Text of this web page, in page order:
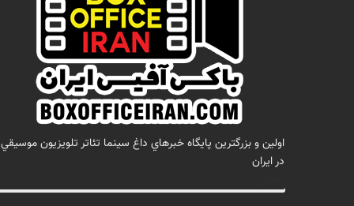
اولين و بزرگترين پايگاه خبرهاي داغ سينما تئاتر تلويزيون موسيقي
در ايران